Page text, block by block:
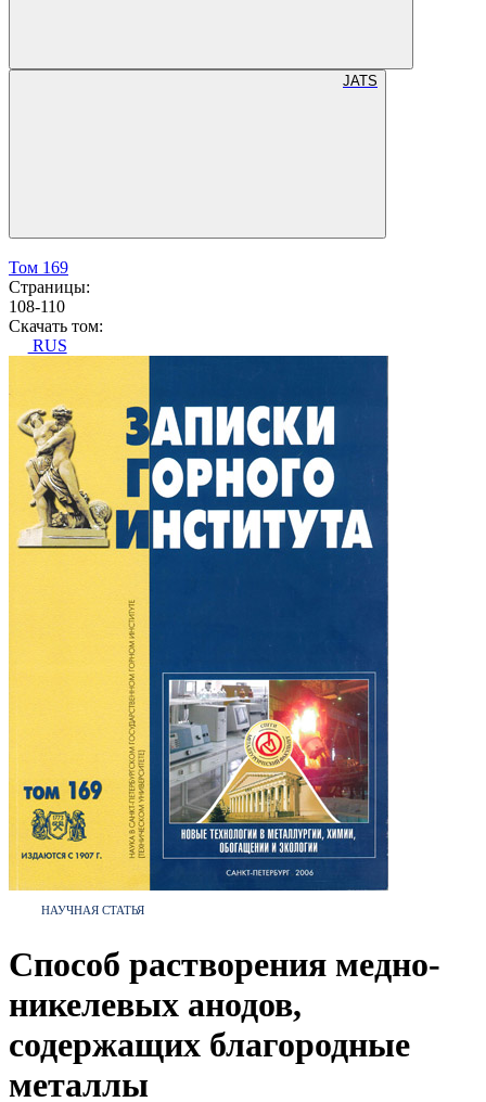
JATS
Том 169
Страницы:
108-110
Скачать том:
RUS
НАУЧНАЯ СТАТЬЯ
Способ растворения медно-
никелевых анодов,
содержащих благородные
металлы